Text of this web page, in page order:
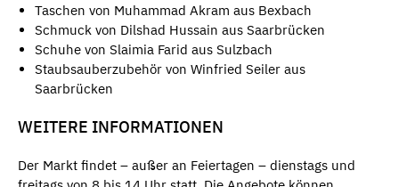
Taschen von Muhammad Akram aus Bexbach
Schmuck von Dilshad Hussain aus Saarbrücken
Schuhe von Slaimia Farid aus Sulzbach
Staubsauberzubehör von Winfried Seiler aus
Saarbrücken
WEITERE INFORMATIONEN
Der Markt findet – außer an Feiertagen – dienstags und